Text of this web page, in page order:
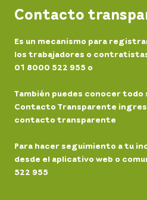
Contacto
Es un mecanismo para
los trabajadores o contratistas
01 8000 522 955 o
También puedes conocer todo
Contacto Transparente
contacto transparente
Para hacer seguimiento a tu
desde el aplicativo web o
522 955